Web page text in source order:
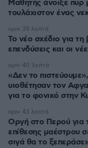
Μαθητής άνοιξε πυρ
τουλάχιστον ένας
Το νέο σχέδιο για τη
επενδύσεις και οι
πριν 39 λεπτά
«Δεν το
υιοθέτησαν τον
για το φονικό στην
πριν 40 λεπτά
Οργή στο Περού για
επίθεσης μαέστρου
σιγά θα το
πριν 43 λεπτά